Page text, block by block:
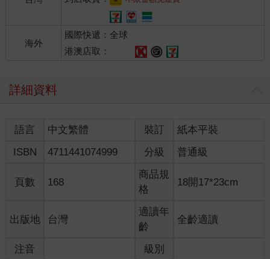
春期，總覺得有什麼在內心蠢蠢欲動。
二十歲的時候，向理來首次實踐了那些念想，參與拍攝了情趣服
裝的寫真ＤＶＤ，當時的尺度是遮第三點，後來也陸續有過一些
性感類型的拍攝，但由於沒有專業技能又心性不定，不停在換工
趣服裝的ＤＶＤ之後，做過女僕餐廳的店長半年、ＢＬ酒吧半
當加油站的員工一年。
能做半年左右便失去熱忱，但人總不可能這樣渾渾噩噩度過餘
生，他覺得自己是時候該做出一個職涯轉捩點，這時他回想起自
己二十初頭歲那陣子的拍攝經驗其實非常愉快難忘，於是立下了
志向：如果要有一個可以讓他有意念跟動力做一輩子的工作，那
2019/4/19，向理來於二十七歲正式出道，出道片商為Silk labo，
ＤＶＤ時有上過雜誌專訪，同期還有同業前輩鈴木一徹，那期專
海外
國際快遞：全球
港澳店取：
詳細資料
語言 中文繁體 裝訂
紙本平裝
ISBN
4711441074999 分級 普通級
頁數 168
商品規
格
18開17*23cm
出版地 台灣
適讀年
齡
全齡適讀
注音 級別